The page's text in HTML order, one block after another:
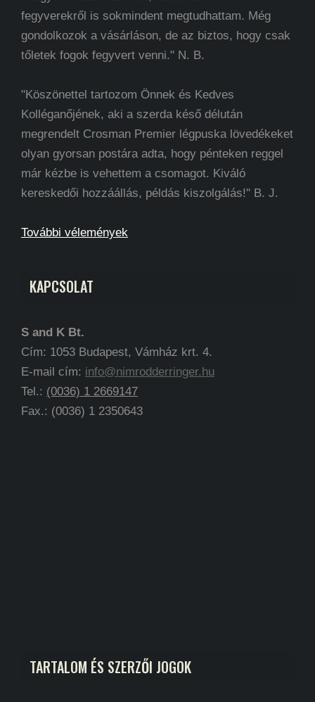
fegyverekről is sokmindent megtudhattam. Még
gondolkozok a vásárláson, de az biztos, hogy csak
tőletek fogok fegyvert venni." N. B.
"Köszönettel tartozom Önnek és Kedves
Kolléganőjének, aki a szerda késő délután
megrendelt Crosman Premier légpuska lövedékeket
olyan gyorsan postára adta, hogy pénteken reggel
már kézbe is vehettem a csomagot. Kiváló
kereskedői hozzáállás, példás kiszolgálás!" B. J.
További vélemények
KAPCSOLAT
S and K Bt.
Cím: 1053 Budapest, Vámház krt. 4.
E-mail cím: info@nimrodderringer.hu
Tel.: (0036) 1 2669147
Fax.: (0036) 1 2350643
TARTALOM ÉS SZERZŐI JOGOK